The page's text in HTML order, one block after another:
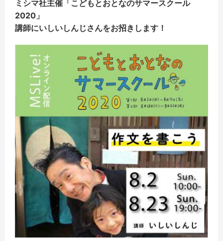
ミシマ社主催「こどもとおとなのサマースクール
2020」
講師にいしいしんじさんをお招きします！